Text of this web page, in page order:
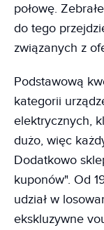
połowę.
do tego
związanych z
Podstawową
kategorii
elektrycznych,
dużo, więc
Dodatkowo
kuponów". Od
udział w
ekskluzywne